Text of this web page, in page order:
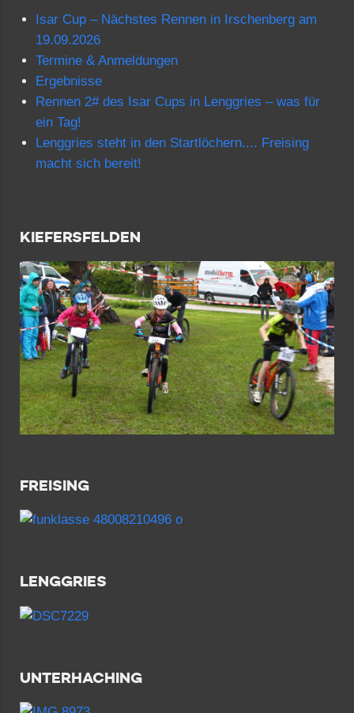
Isar Cup – Nächstes Rennen in Irschenberg am
19.09.2026
Termine & Anmeldungen
Ergebnisse
Rennen 2# des Isar Cups in Lenggries – was für
ein Tag!
Lenggries steht in den Startlöchern.... Freising
macht sich bereit!
KIEFERSFELDEN
FREISING
LENGGRIES
UNTERHACHING